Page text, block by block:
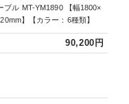
ブル MT-YM1890 【幅1800×
】【カラー：6種類】
90,200円